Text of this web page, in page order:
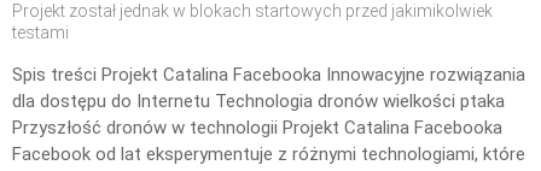
Projekt został jednak w blokach startowych przed jakimikolwiek
testami
Spis treści Projekt Catalina Facebooka Innowacyjne rozwiązania
dla dostępu do Internetu Technologia dronów wielkości ptaka
Przyszłość dronów w technologii Projekt Catalina Facebooka
Facebook od lat eksperymentuje z różnymi technologiami, które